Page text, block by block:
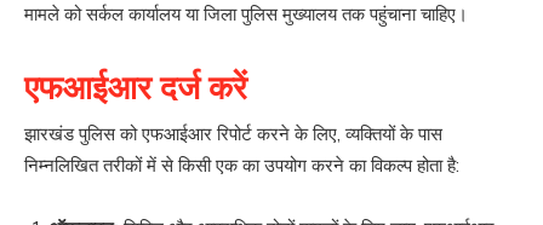
मामले को सर्कल कार्यालय या जिला पुलिस मुख्यालय तक पहुंचाना चाहिए।
एफआईआर दर्ज करें
झारखंड पुलिस को एफआईआर रिपोर्ट करने के लिए, व्यक्तियों के पास
निम्नलिखित तरीकों में से किसी एक का उपयोग करने का विकल्प होता है: